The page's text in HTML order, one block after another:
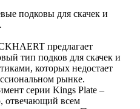
подковы для скачек и
предлагает
тип подков для скачек и
которых недостает
рынке.
серии Kings Plate –
отвечающий всем